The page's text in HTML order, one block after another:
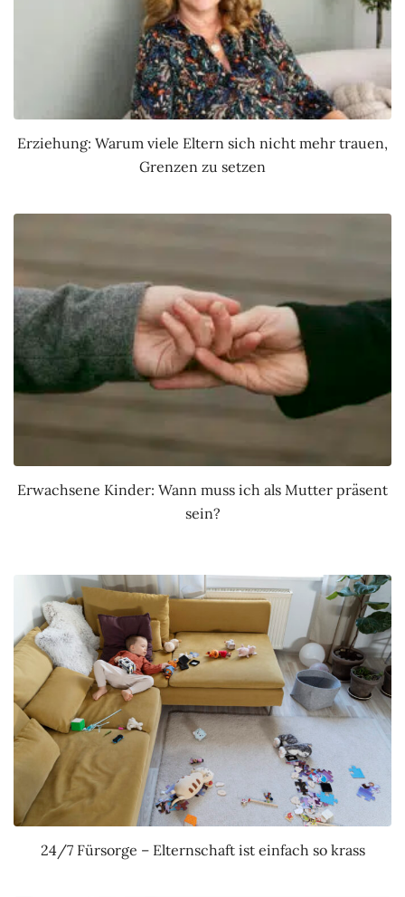
Erziehung: Warum viele Eltern sich nicht mehr trauen,
Grenzen zu setzen
Erwachsene Kinder: Wann muss ich als Mutter präsent
sein?
24/7 Fürsorge – Elternschaft ist einfach so krass